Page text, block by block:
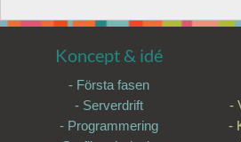
Koncept & idé
- Första fasen
- Serverdrift
-